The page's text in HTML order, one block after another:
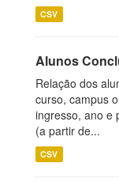
CSV
Alunos
Relação dos
curso, campus
ingresso, ano e
(a partir de...
CSV